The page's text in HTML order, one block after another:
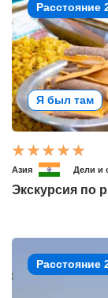
Расстояние
Я был там
Азия Дели и
Экскурсия по
Расстояние